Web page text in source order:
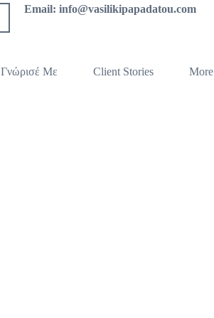
Email: info@vasilikipapadatou.com
Γνώρισέ Με Client Stories More